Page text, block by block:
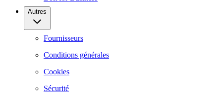
Autres
Fournisseurs
Conditions générales
Cookies
Sécurité